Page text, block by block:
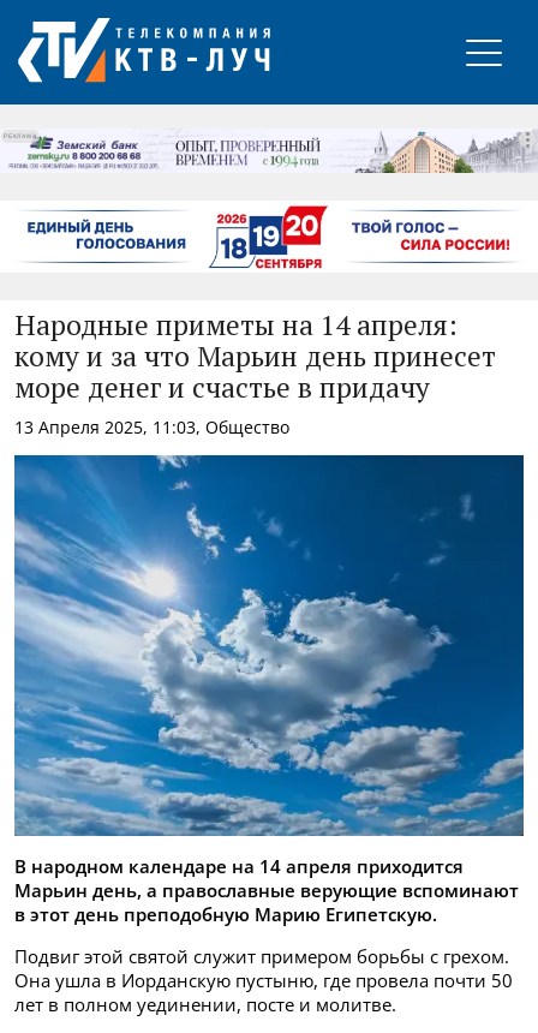
РЕКЛАМА
Народные приметы на 14 апреля:
кому и за что Марьин день принесет
море денег и счастье в придачу
13 Апреля 2025, 11:03, Общество
В народном календаре на 14 апреля приходится
Марьин день, а православные верующие вспоминают
в этот день преподобную Марию Египетскую.
Подвиг этой святой служит примером борьбы с грехом.
Она ушла в Иорданскую пустыню, где провела почти 50
лет в полном уединении, посте и молитве.